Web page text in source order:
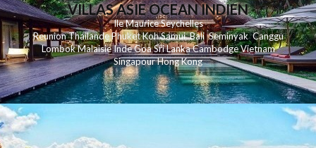
VILLAS ASIE OCEAN INDIEN
Ile MauriceSeychelles
ReunionThailandePhuketKohSamui Bali SeminyakCanggu
LombokMalaisieIndeGoaSri LankaCambodgeVietnam
SingapourHong Kong